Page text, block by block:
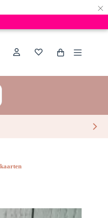
×
Winkelwagen